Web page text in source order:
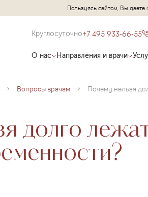
Пользуясь сайтом, Вы даете
Круглосуточно+7 495 933-66-55
О нас Направления и врачи
Вопросы врачам
долго